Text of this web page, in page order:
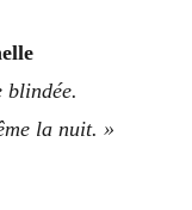
blindée.
la nuit. »